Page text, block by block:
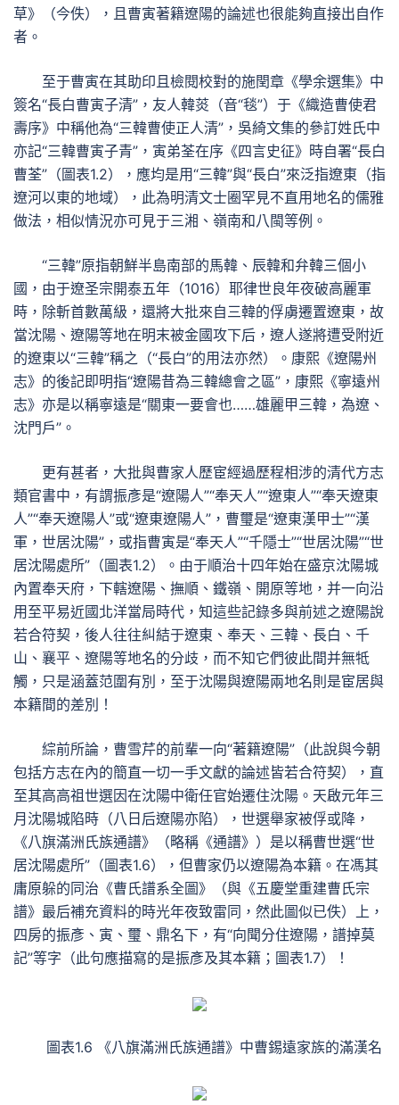
草》（今佚），且曹寅著籍遼陽的論述也很能夠直接出自作
者。
至于曹寅在其助印且檢閱校對的施閏章《學余選集》中
簽名“長白曹寅子清”，友人韓菼（音“毯”）于《織造曹使君
壽序》中稱他為“三韓曹使正人清”，吳綺文集的參訂姓氏中
亦記“三韓曹寅子青”，寅弟荃在序《四言史征》時自署“長白
曹荃”（圖表1.2），應均是用“三韓”與“長白”來泛指遼東（指
遼河以東的地域），此為明清文士圈罕見不直用地名的儒雅
做法，相似情況亦可見于三湘、嶺南和八閩等例。
“三韓”原指朝鮮半島南部的馬韓、辰韓和弁韓三個小
國，由于遼圣宗開泰五年（1016）耶律世良年夜破高麗軍
時，除斬首數萬級，還將大批來自三韓的俘虜遷置遼東，故
當沈陽、遼陽等地在明末被金國攻下后，遼人遂將遭受附近
的遼東以“三韓”稱之（“長白”的用法亦然）。康熙《遼陽州
志》的後記即明指“遼陽昔為三韓總會之區”，康熙《寧遠州
志》亦是以稱寧遠是“關東一要會也……雄麗甲三韓，為遼、
沈門戶”。
更有甚者，大批與曹家人歷宦經過歷程相涉的清代方志
類官書中，有謂振彥是“遼陽人”“奉天人”“遼東人”“奉天遼東
人”“奉天遼陽人”或“遼東遼陽人”，曹璽是“遼東漢甲士”“漢
軍，世居沈陽”，或指曹寅是“奉天人”“千隱士”“世居沈陽”“世
居沈陽處所”（圖表1.2）。由于順治十四年始在盛京沈陽城
內置奉天府，下轄遼陽、撫順、鐵嶺、開原等地，并一向沿
用至平易近國北洋當局時代，知這些記錄多與前述之遼陽說
若合符契，後人往往糾結于遼東、奉天、三韓、長白、千
山、襄平、遼陽等地名的分歧，而不知它們彼此間并無牴
觸，只是涵蓋范圍有別，至于沈陽與遼陽兩地名則是宦居與
本籍間的差別！
綜前所論，曹雪芹的前輩一向“著籍遼陽”（此說與今朝
包括方志在內的簡直一切一手文獻的論述皆若合符契），直
至其高高祖世選因在沈陽中衛任官始遷住沈陽。天啟元年三
月沈陽城陷時（八日后遼陽亦陷），世選舉家被俘或降，
《八旗滿洲氏族通譜》（略稱《通譜》）是以稱曹世選“世
居沈陽處所”（圖表1.6），但曹家仍以遼陽為本籍。在馮其
庸原躲的同治《曹氏譜系全圖》（與《五慶堂重建曹氏宗
譜》最后補充資料的時光年夜致雷同，然此圖似已佚）上，
四房的振彥、寅、璽、鼎名下，有“向聞分住遼陽，譜掉莫
記”等字（此句應描寫的是振彥及其本籍；圖表1.7）！
圖表1.6 《八旗滿洲氏族通譜》中曹錫遠家族的滿漢名